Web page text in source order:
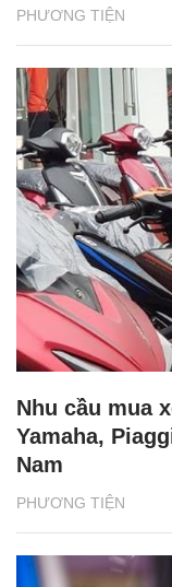
PHƯƠNG TIỆN
PHƯƠNG TIỆN
Nhu cầu mua
Yamaha,
Nam